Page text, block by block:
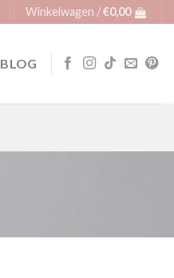
Winkelwagen /€0,00
BLOG